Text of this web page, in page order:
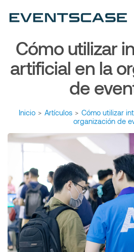
Cómo utilizar
artificial en la
de
Inicio > Artículos > Cómo utilizar
organización de